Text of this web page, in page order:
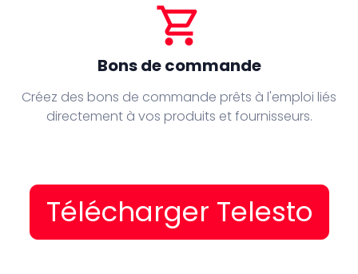
shopping_cart
Bons de commande
Créez des bons de commande prêts à l'emploi liés
directement à vos produits et fournisseurs.
Télécharger Telesto